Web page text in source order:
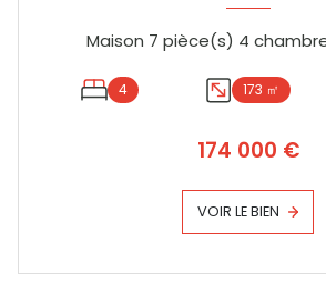
4 173 ㎡
174 000 €
VOIR LE BIEN